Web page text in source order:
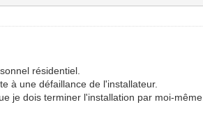
résidentiel.
à une défaillance de l'installateur.
je dois terminer l'installation par moi-même.